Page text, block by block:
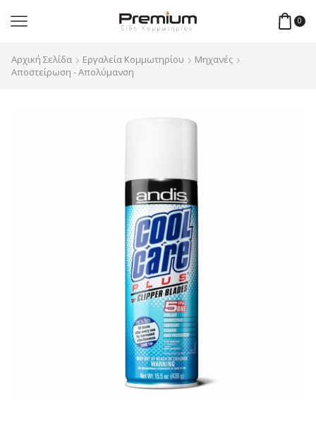
0
Αρχική Σελίδα Εργαλεία Κομμωτηρίου
Μηχανές
Αποστείρωση - Απολύμανση